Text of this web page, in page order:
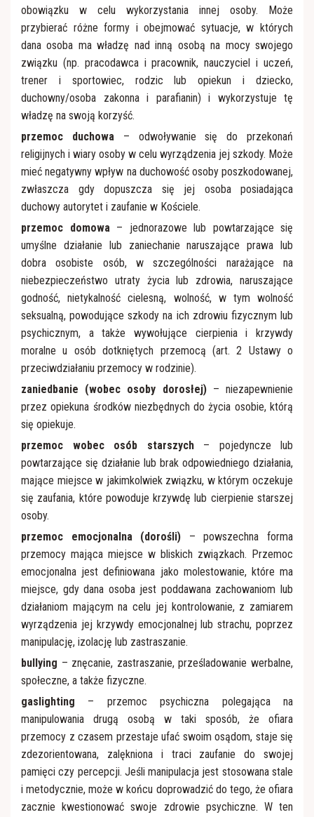
obowiązku w celu wykorzystania innej osoby. Może
przybierać różne formy i obejmować sytuacje, w których
dana osoba ma władzę nad inną osobą na mocy swojego
związku (np. pracodawca i pracownik, nauczyciel i uczeń,
trener i sportowiec, rodzic lub opiekun i dziecko,
duchowny/osoba zakonna i parafianin) i wykorzystuje tę
władzę na swoją korzyść.
przemoc duchowa – odwoływanie się do przekonań
religijnych i wiary osoby w celu wyrządzenia jej szkody. Może
mieć negatywny wpływ na duchowość osoby poszkodowanej,
zwłaszcza gdy dopuszcza się jej osoba posiadająca
duchowy autorytet i zaufanie w Kościele.
przemoc domowa – jednorazowe lub powtarzające się
umyślne działanie lub zaniechanie naruszające prawa lub
dobra osobiste osób, w szczególności narażające na
niebezpieczeństwo utraty życia lub zdrowia, naruszające
godność, nietykalność cielesną, wolność, w tym wolność
seksualną, powodujące szkody na ich zdrowiu fizycznym lub
psychicznym, a także wywołujące cierpienia i krzywdy
moralne u osób dotkniętych przemocą (art. 2 Ustawy o
przeciwdziałaniu przemocy w rodzinie).
zaniedbanie (wobec osoby dorosłej) – niezapewnienie
przez opiekuna środków niezbędnych do życia osobie, którą
się opiekuje.
przemoc wobec osób starszych – pojedyncze lub
powtarzające się działanie lub brak odpowiedniego działania,
mające miejsce w jakimkolwiek związku, w którym oczekuje
się zaufania, które powoduje krzywdę lub cierpienie starszej
osoby.
przemoc emocjonalna (dorośli) – powszechna forma
przemocy mająca miejsce w bliskich związkach. Przemoc
emocjonalna jest definiowana jako molestowanie, które ma
miejsce, gdy dana osoba jest poddawana zachowaniom lub
działaniom mającym na celu jej kontrolowanie, z zamiarem
wyrządzenia jej krzywdy emocjonalnej lub strachu, poprzez
manipulację, izolację lub zastraszanie.
bullying – znęcanie, zastraszanie, prześladowanie werbalne,
społeczne, a także fizyczne.
gaslighting – przemoc psychiczna polegająca na
manipulowania drugą osobą w taki sposób, że ofiara
przemocy z czasem przestaje ufać swoim osądom, staje się
zdezorientowana, zalękniona i traci zaufanie do swojej
pamięci czy percepcji. Jeśli manipulacja jest stosowana stale
i metodycznie, może w końcu doprowadzić do tego, że ofiara
zacznie kwestionować swoje zdrowie psychiczne. W ten